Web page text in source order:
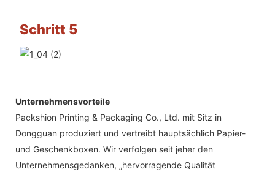
Schritt 5
Unternehmensvorteile
Packshion Printing & Packaging Co., Ltd. mit Sitz in
Dongguan produziert und vertreibt hauptsächlich Papier-
und Geschenkboxen. Wir verfolgen seit jeher den
Unternehmensgedanken, „hervorragende Qualität